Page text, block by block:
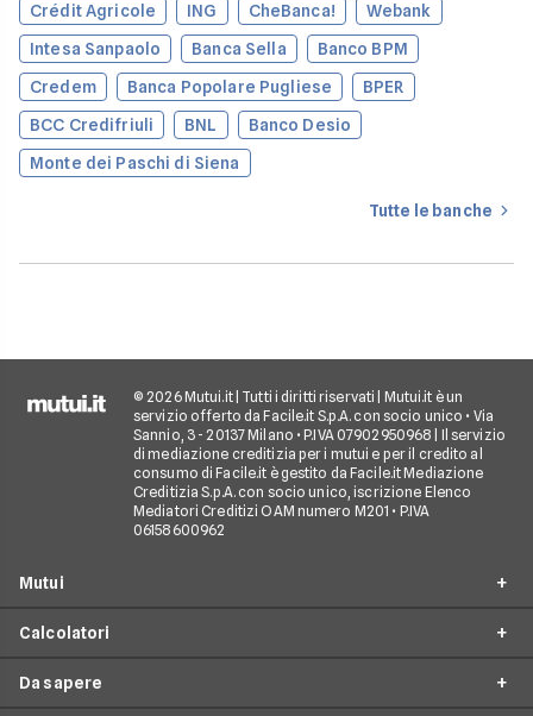
Crédit Agricole ING CheBanca!
Webank
Intesa Sanpaolo
Banca Sella
Banco BPM
Credem
Banca Popolare Pugliese
BPER
BCC Credifriuli
BNL
Banco Desio
Monte dei Paschi di Siena
Tutte le banche
© 2026 Mutui.it | Tutti i diritti riservati | Mutui.it è un
servizio offerto da Facile.it S.p.A. con socio unico • Via
Sannio, 3 - 20137 Milano • P.IVA 07902950968 | Il servizio
di mediazione creditizia per i mutui e per il credito al
consumo di Facile.it è gestito da Facile.it Mediazione
Creditizia S.p.A. con socio unico, iscrizione Elenco
Mediatori Creditizi OAM numero M201 • P.IVA
06158600962
Mutui
Mutuo Seconda Casa
Calcolatori
Simulazione Mutuo
Da sapere